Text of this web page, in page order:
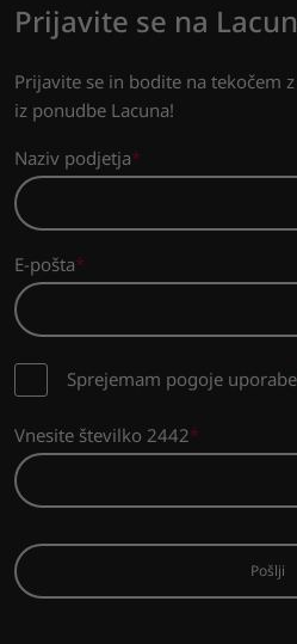
Prijavite se na
Prijavite se in bodite na tekočem
iz ponudbe Lacuna!
Naziv podjetja
E-pošta
Sprejemam pogoje uporabe
Vnesite številko 2442
Pošlji